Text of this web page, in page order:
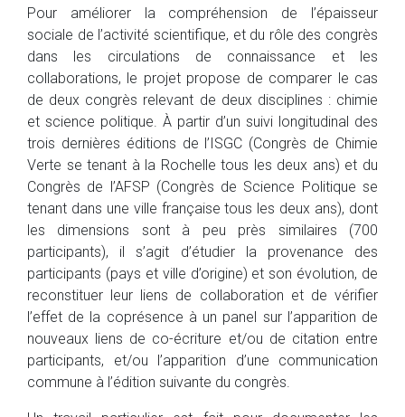
Pour améliorer la compréhension de l’épaisseur
sociale de l’activité scientifique, et du rôle des congrès
dans les circulations de connaissance et les
collaborations, le projet propose de comparer le cas
de deux congrès relevant de deux disciplines : chimie
et science politique. À partir d’un suivi longitudinal des
trois dernières éditions de l’ISGC (Congrès de Chimie
Verte se tenant à la Rochelle tous les deux ans) et du
Congrès de l’AFSP (Congrès de Science Politique se
tenant dans une ville française tous les deux ans), dont
les dimensions sont à peu près similaires (700
participants), il s’agit d’étudier la provenance des
participants (pays et ville d’origine) et son évolution, de
reconstituer leur liens de collaboration et de vérifier
l’effet de la coprésence à un panel sur l’apparition de
nouveaux liens de co-écriture et/ou de citation entre
participants, et/ou l’apparition d’une communication
commune à l’édition suivante du congrès.